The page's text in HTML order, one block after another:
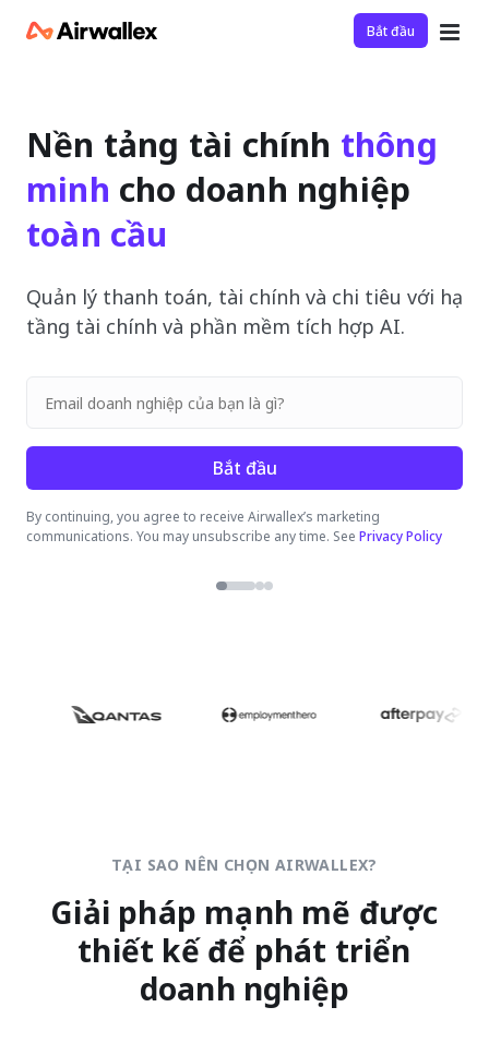
Bắt đầu
Nền tảng tài chính thông
minh cho doanh nghiệp
toàn cầu
Quản lý thanh toán, tài chính và chi tiêu với hạ
tầng tài chính và phần mềm tích hợp AI.
Bắt đầu
By continuing, you agree to receive Airwallex’s marketing
communications. You may unsubscribe any time. See Privacy Policy
TẠI SAO NÊN CHỌN AIRWALLEX?
Giải pháp mạnh mẽ được
thiết kế để phát triển
doanh nghiệp